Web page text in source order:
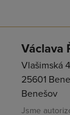
Václava
Vlašimská
25601
Benešov
Jsme